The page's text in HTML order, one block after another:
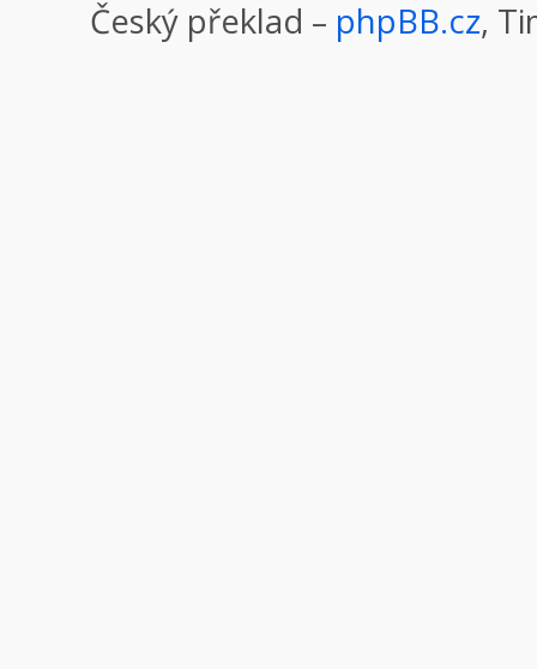
Český překlad – phpBB.cz,